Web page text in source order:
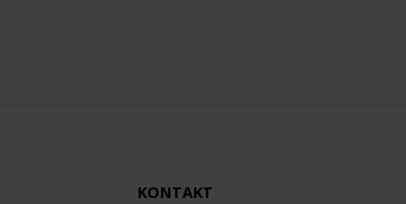
KONTAKT